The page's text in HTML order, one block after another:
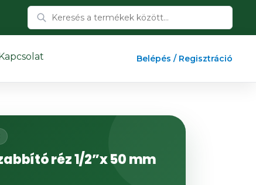
Belépés / Regisztráció
réz 1/2”x 50 mm